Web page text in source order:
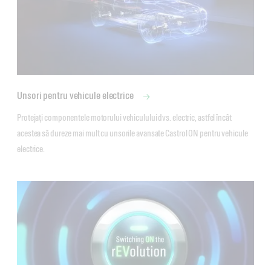
Unsori pentru vehicule electrice
Protejați componentele motorului vehiculului dvs. electric, astfel încât
acestea să dureze mai mult cu unsorile avansate Castrol ON pentru vehicule
electrice.